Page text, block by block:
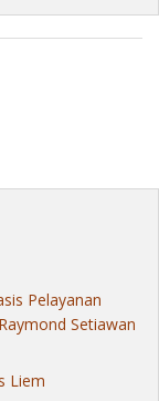
Pelayanan
Setiawan
Liem